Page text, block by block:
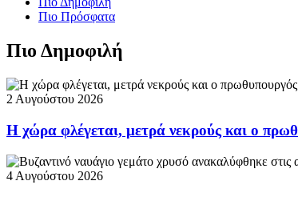
Πιο Πρόσφατα
Πιο Δημοφιλή
2 Αυγούστου 2026
Η χώρα φλέγεται, μετρά νεκρούς και ο
4 Αυγούστου 2026